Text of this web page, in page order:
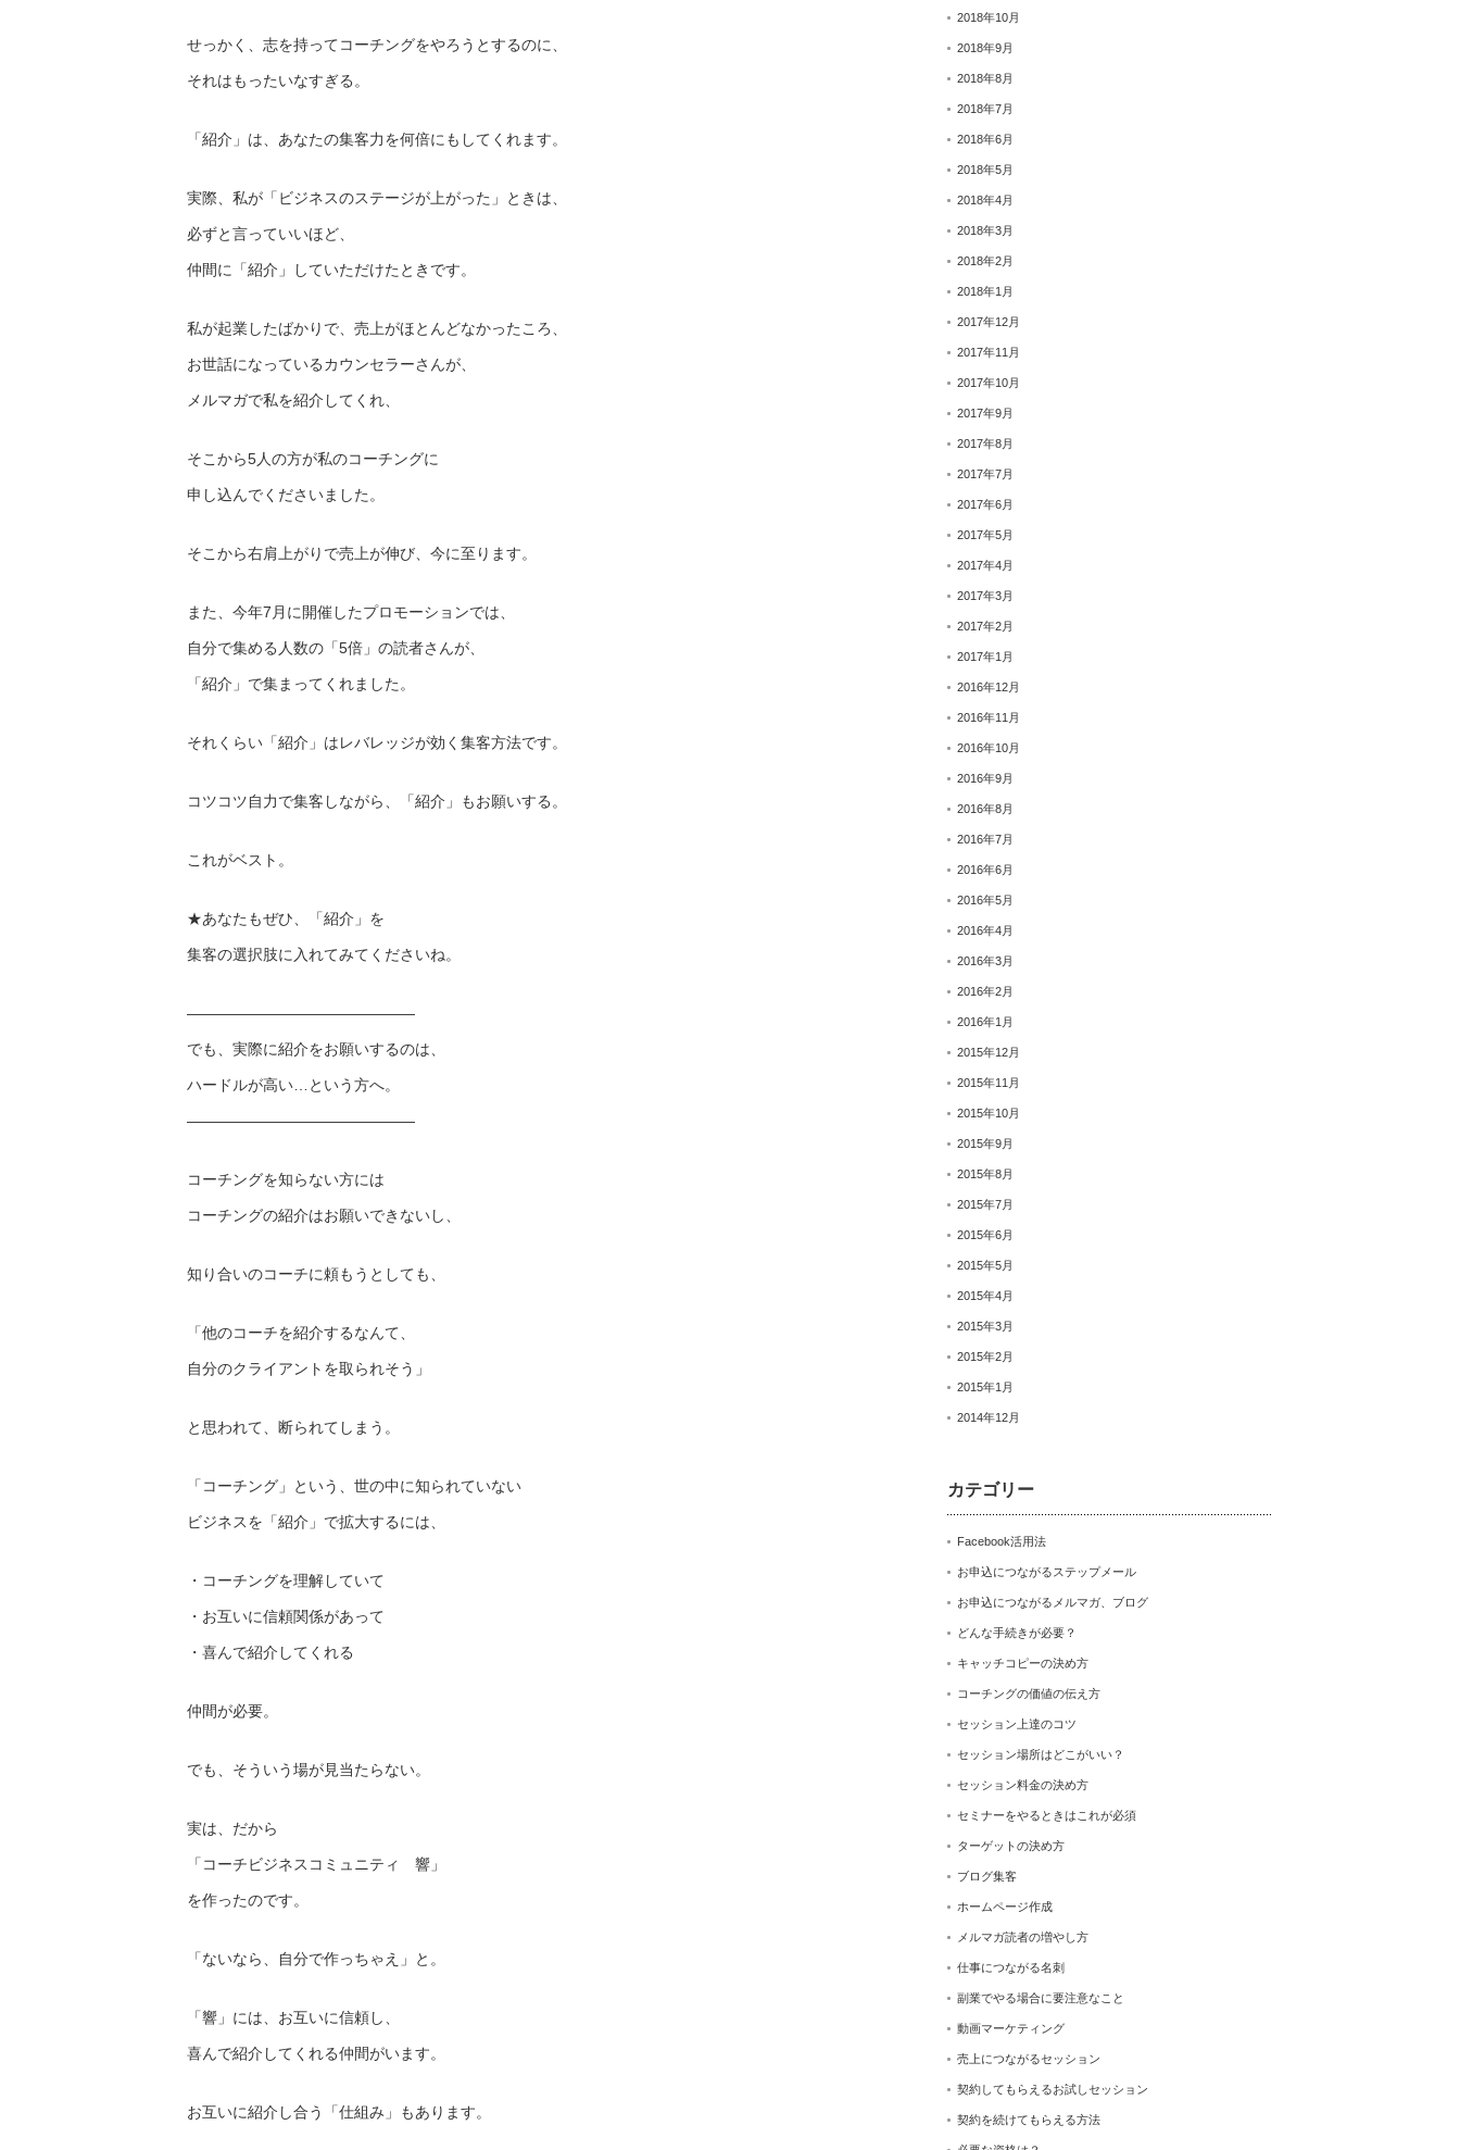
せっかく、志を持ってコーチングをやろうとするのに、
それはもったいなすぎる。
「紹介」は、あなたの集客力を何倍にもしてくれます。
実際、私が「ビジネスのステージが上がった」ときは、
必ずと言っていいほど、
仲間に「紹介」していただけたときです。
私が起業したばかりで、売上がほとんどなかったころ、
お世話になっているカウンセラーさんが、
メルマガで私を紹介してくれ、
そこから5人の方が私のコーチングに
申し込んでくださいました。
そこから右肩上がりで売上が伸び、今に至ります。
また、今年7月に開催したプロモーションでは、
自分で集める人数の「5倍」の読者さんが、
「紹介」で集まってくれました。
それくらい「紹介」はレバレッジが効く集客方法です。
コツコツ自力で集客しながら、「紹介」もお願いする。
これがベスト。
★あなたもぜひ、「紹介」を
集客の選択肢に入れてみてくださいね。
———————————————
でも、実際に紹介をお願いするのは、
ハードルが高い…という方へ。
———————————————
コーチングを知らない方には
コーチングの紹介はお願いできないし、
知り合いのコーチに頼もうとしても、
「他のコーチを紹介するなんて、
自分のクライアントを取られそう」
と思われて、断られてしまう。
「コーチング」という、世の中に知られていない
ビジネスを「紹介」で拡大するには、
・コーチングを理解していて
・お互いに信頼関係があって
・喜んで紹介してくれる
仲間が必要。
でも、そういう場が見当たらない。
実は、だから
「コーチビジネスコミュニティ 響」
を作ったのです。
「ないなら、自分で作っちゃえ」と。
「響」には、お互いに信頼し、
喜んで紹介してくれる仲間がいます。
お互いに紹介し合う「仕組み」もあります。
2018年10月
2018年9月
2018年8月
2018年7月
2018年6月
2018年5月
2018年4月
2018年3月
2018年2月
2018年1月
2017年12月
2017年11月
2017年10月
2017年9月
2017年8月
2017年7月
2017年6月
2017年5月
2017年4月
2017年3月
2017年2月
2017年1月
2016年12月
2016年11月
2016年10月
2016年9月
2016年8月
2016年7月
2016年6月
2016年5月
2016年4月
2016年3月
2016年2月
2016年1月
2015年12月
2015年11月
2015年10月
2015年9月
2015年8月
2015年7月
2015年6月
2015年5月
2015年4月
2015年3月
2015年2月
2015年1月
2014年12月
カテゴリー
Facebook活用法
お申込につながるステップメール
お申込につながるメルマガ、ブログ
どんな手続きが必要？
キャッチコピーの決め方
コーチングの価値の伝え方
セッション上達のコツ
セッション場所はどこがいい？
セッション料金の決め方
セミナーをやるときはこれが必須
ターゲットの決め方
ブログ集客
ホームページ作成
メルマガ読者の増やし方
仕事につながる名刺
副業でやる場合に要注意なこと
動画マーケティング
売上につながるセッション
契約してもらえるお試しセッション
契約を続けてもらえる方法